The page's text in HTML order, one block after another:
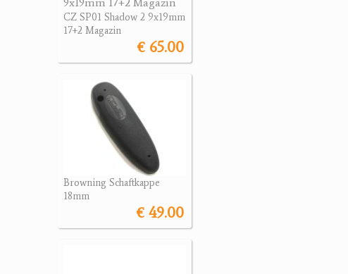
CZ SP01 Shadow 2 9x19mm
17+2 Magazin
€ 65.00
Browning Schaftkappe
18mm
€ 49.00